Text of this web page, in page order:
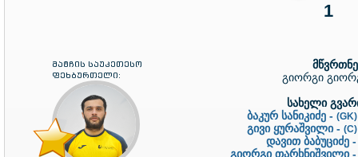
1
მატჩის საუკეთესო
ფეხბურთელი:
გიორგი
სახელი
ბაკურ სანიკიძე -
გივი ყურაშვილი -
დავით ბაბუციძე
გიორგი თარხნიშვილი